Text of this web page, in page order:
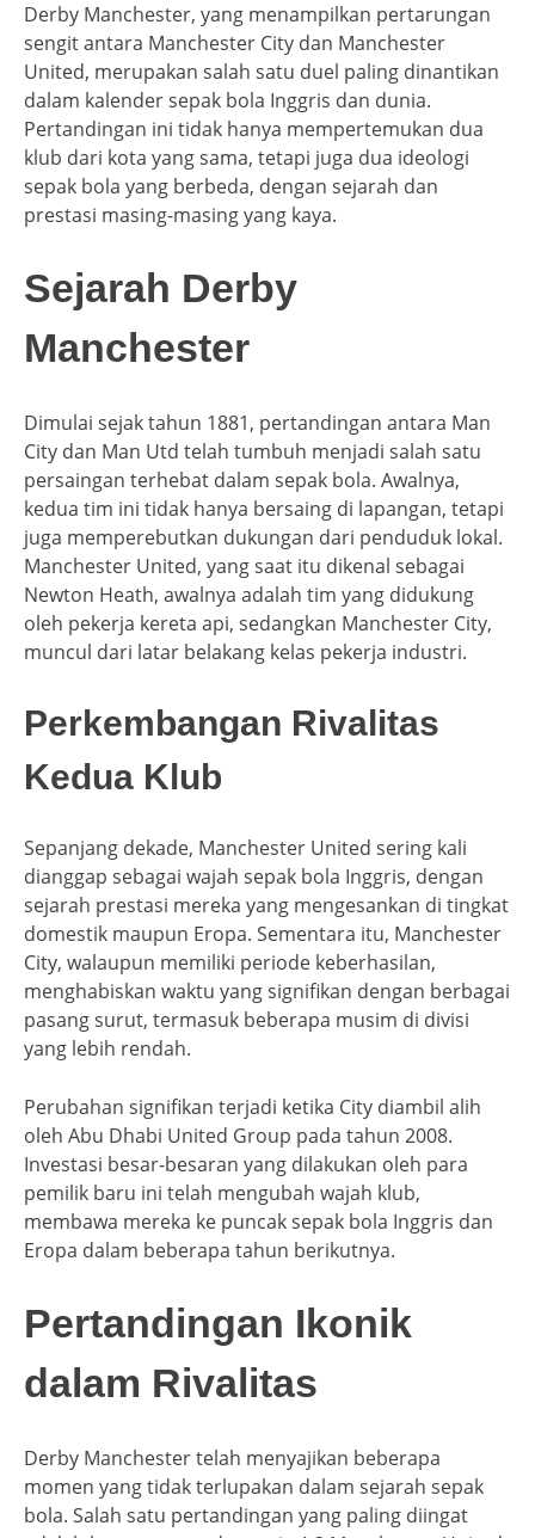
Derby Manchester, yang menampilkan pertarungan
sengit antara Manchester City dan Manchester
United, merupakan salah satu duel paling dinantikan
dalam kalender sepak bola Inggris dan dunia.
Pertandingan ini tidak hanya mempertemukan dua
klub dari kota yang sama, tetapi juga dua ideologi
sepak bola yang berbeda, dengan sejarah dan
prestasi masing-masing yang kaya.
Sejarah Derby
Manchester
Dimulai sejak tahun 1881, pertandingan antara Man
City dan Man Utd telah tumbuh menjadi salah satu
persaingan terhebat dalam sepak bola. Awalnya,
kedua tim ini tidak hanya bersaing di lapangan, tetapi
juga memperebutkan dukungan dari penduduk lokal.
Manchester United, yang saat itu dikenal sebagai
Newton Heath, awalnya adalah tim yang didukung
oleh pekerja kereta api, sedangkan Manchester City,
muncul dari latar belakang kelas pekerja industri.
Perkembangan Rivalitas
Kedua Klub
Sepanjang dekade, Manchester United sering kali
dianggap sebagai wajah sepak bola Inggris, dengan
sejarah prestasi mereka yang mengesankan di tingkat
domestik maupun Eropa. Sementara itu, Manchester
City, walaupun memiliki periode keberhasilan,
menghabiskan waktu yang signifikan dengan berbagai
pasang surut, termasuk beberapa musim di divisi
yang lebih rendah.
Perubahan signifikan terjadi ketika City diambil alih
oleh Abu Dhabi United Group pada tahun 2008.
Investasi besar-besaran yang dilakukan oleh para
pemilik baru ini telah mengubah wajah klub,
membawa mereka ke puncak sepak bola Inggris dan
Eropa dalam beberapa tahun berikutnya.
Pertandingan Ikonik
dalam Rivalitas
Derby Manchester telah menyajikan beberapa
momen yang tidak terlupakan dalam sejarah sepak
bola. Salah satu pertandingan yang paling diingat